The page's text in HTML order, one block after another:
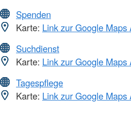
Spenden
Karte: Link zur Google Maps
Suchdienst
Karte: Link zur Google Maps
Tagespflege
Karte: Link zur Google Maps